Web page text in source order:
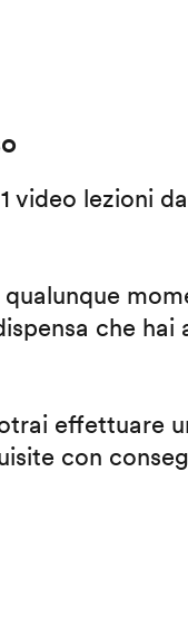
video lezioni
che hai
effettuare
con